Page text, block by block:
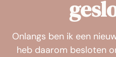
Onlangs ben ik een
heb daarom besloten